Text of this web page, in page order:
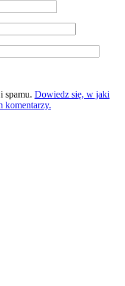
spamu. Dowiedz się, w jaki
komentarzy.